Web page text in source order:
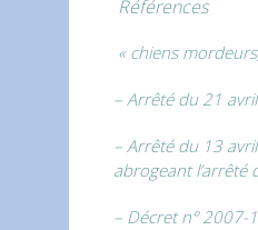
Références
« chiens
– Arrêté du 21
– Arrêté du 13
abrogeant l’arrêté
– Décret n° 2007-